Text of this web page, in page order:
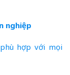
nghiệp
hợp với mọi